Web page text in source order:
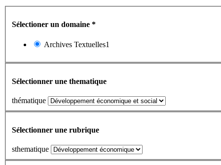
Sélectioner un domaine *
Archives Textuelles1
Sélectionner une thematique
thématique
Sélectionner une rubrique
sthematique